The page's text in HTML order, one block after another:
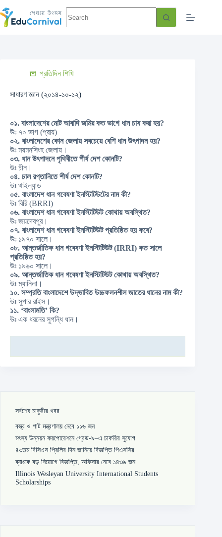
প্রতিদিন শিখি
সাধারণ জ্ঞান (২০১৪-১০-১২)
০১. বাংলাদেশের মোট আবাদি জমির কত ভাগে ধান চাষ করা হয়?
উঃ ৭০ ভাগ (প্রায়)
০২. বাংলাদেশের কোন জেলায় সবচেয়ে বেশি ধান উৎপাদন হয়?
উঃ ময়মনসিংহ জেলায়।
০৩. ধান উৎপাদনে পৃথিবীতে শীর্ষ দেশ কোনটি?
উঃ চীন।
০৪. চাল রপ্তানিতে শীর্ষ দেশ কোনটি?
উঃ থাইল্যান্ড
০৫. বাংলাদেশ ধান গবেষণা ইনস্টিটিউটের নাম কী?
উঃ বিরি (BRRI)
০৬. বাংলাদেশ ধান গবেষণা ইনস্টিটিউট কোথায় অবস্থিত?
উঃ জয়দেবপুর।
০৭. বাংলাদেশ ধান গবেষণা ইনস্টিটিউট প্রতিষ্ঠিত হয় কবে?
উঃ ১৯৭০ সালে।
০৮. আন্তর্জাতিক ধান গবেষণা ইনস্টিটিউট (IRRI) কত সালে
প্রতিষ্ঠিত হয়?
উঃ ১৯৬০ সালে।
০৯. আন্তর্জাতিক ধান গবেষণা ইনস্টিটিউট কোথায় অবস্থিত?
উঃ ম্যানিলা।
১০. সম্প্রতি বাংলাদেশে উদ্ভাবিত উচ্চফলনশীল জাতের ধানের নাম কী?
উঃ সুপার রাইস।
১১. ‘বাংলামতি’ কি?
উঃ এক ধরনের সুগন্ধি ধান।
সর্বশেষ চাকুরীর খবর
বস্ত্র ও পাট মন্ত্রণালয় নেবে ১১৬ জন
মৎস্য উন্নয়ন করপোরেশনে গ্রেড-৯–এ চাকরির সুযোগ
৪৩তম বিসিএস প্রিলির দিন জানিয়ে বিজ্ঞপ্তি পিএসসির
ব্যাংকে বড় নিয়োগে বিজ্ঞপ্তি, অফিসার নেবে ১৪৩৯ জন
Illinois Wesleyan University International Students
Scholarships